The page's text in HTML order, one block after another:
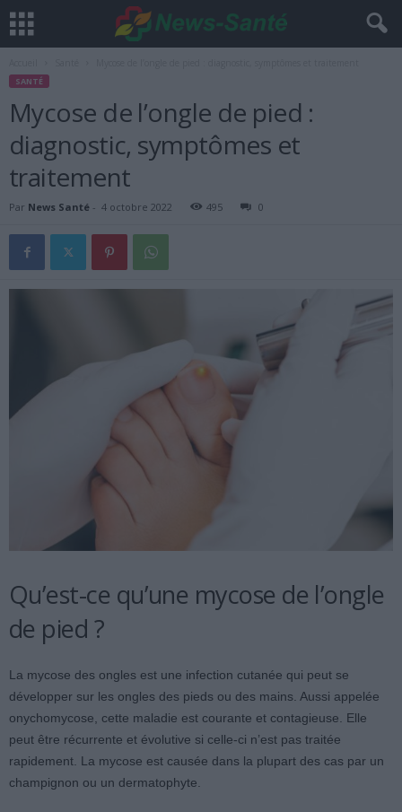
SANTÉ
Mycose de l’ongle de pied :
diagnostic, symptômes et
traitement
Par News Santé - 4 octobre 2022 495 0
Qu’est-ce qu’une mycose de l’ongle
de pied ?
La mycose des ongles est une infection cutanée qui peut se
développer sur les ongles des pieds ou des mains. Aussi appelée
onychomycose, cette maladie est courante et contagieuse. Elle
peut être récurrente et évolutive si celle-ci n’est pas traitée
rapidement. La mycose est causée dans la plupart des cas par un
champignon ou un dermatophyte.